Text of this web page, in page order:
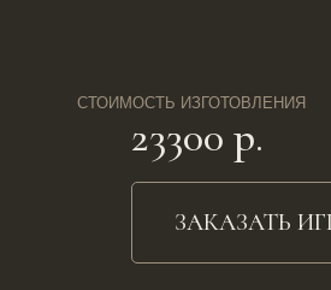
ЗАКАЗАТЬ
23300 р.
СТОИМОСТЬ ИЗГОТОВЛЕНИЯ